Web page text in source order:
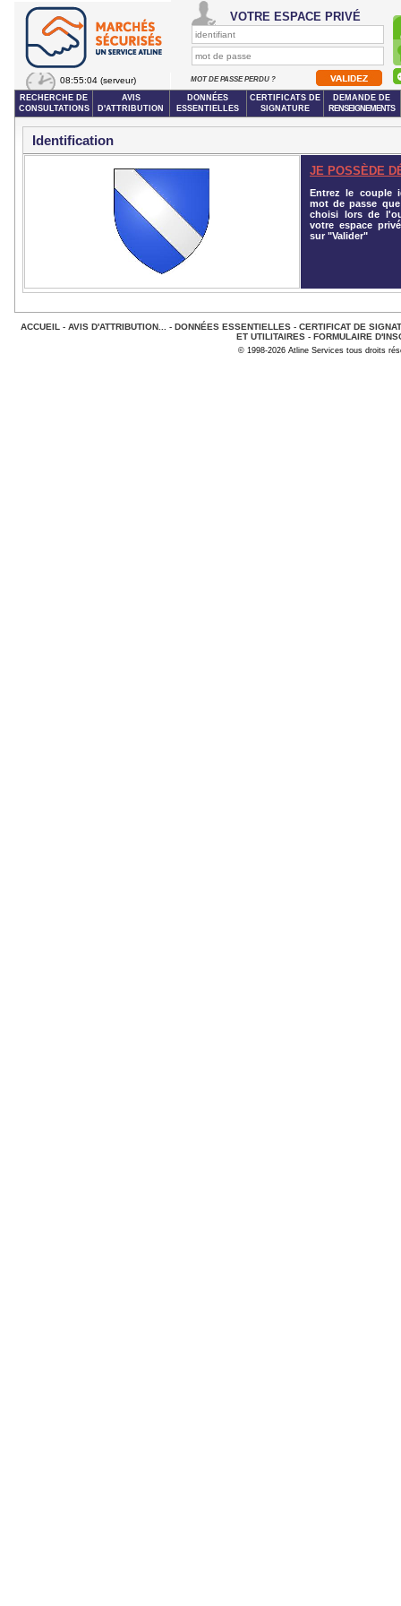
08:55:04 (serveur)
VOTRE ESPACE PRIVÉ
MOT DE PASSE PERDU ?
RECHERCHE DE
CONSULTATIONS
AVIS
D'ATTRIBUTION
DONNÉES
ESSENTIELLES
CERTIFICATS DE
SIGNATURE
DEMANDE DE
RENSEIGNEMENTS
Identification
JE POSSÈDE
Entrez le couple
mot de passe
choisi lors de
votre espace
sur "Valider"
ACCUEIL - AVIS D'ATTRIBUTION... - DONNÉES ESSENTIELLES- CERTIFICAT DE
ET UTILITAIRES - FORMULAIRE
© 1998-2026 Atline Services tous droits